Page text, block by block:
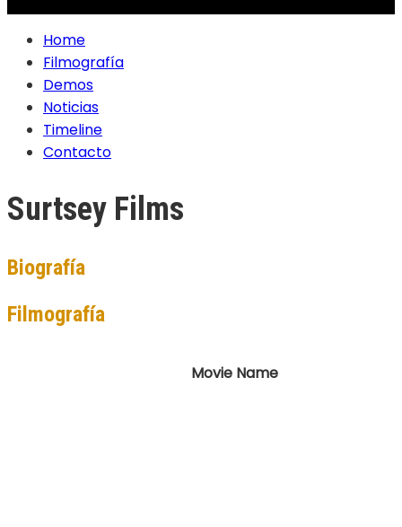
Home
Filmografía
Demos
Noticias
Timeline
Contacto
Surtsey Films
Biografía
Filmografía
Movie Name